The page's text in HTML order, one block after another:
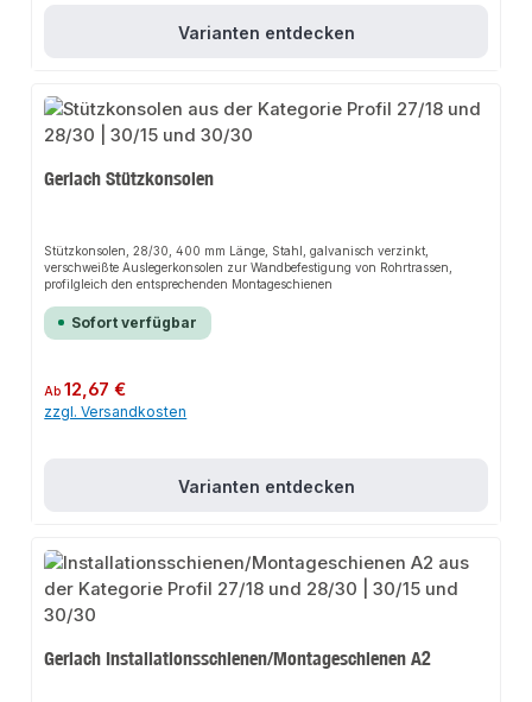
Varianten entdecken
Gerlach Stützkonsolen
Stützkonsolen, 28/30, 400 mm Länge, Stahl, galvanisch verzinkt,
verschweißte Auslegerkonsolen zur Wandbefestigung von Rohrtrassen,
profilgleich den entsprechenden Montageschienen
Sofort verfügbar
Regulärer Preis:
Ab12,67 €
zzgl. Versandkosten
Varianten entdecken
Gerlach Installationsschienen/Montageschienen A2